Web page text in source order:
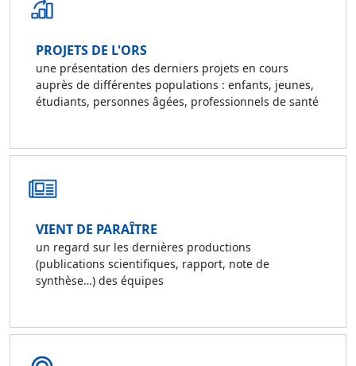
PROJETS DE L'ORS
une présentation des derniers projets en cours
auprès de différentes populations : enfants, jeunes,
étudiants, personnes âgées, professionnels de santé
VIENT DE PARAÎTRE
un regard sur les dernières productions
(publications scientifiques, rapport, note de
synthèse…) des équipes